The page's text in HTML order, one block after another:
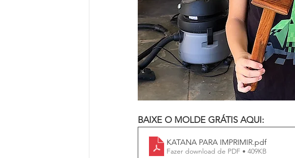
BAIXE O MOLDE GRÁTIS AQUI:
KATANA PARA IMPRIMIR.pdf
Fazer download de PDF • 409KB